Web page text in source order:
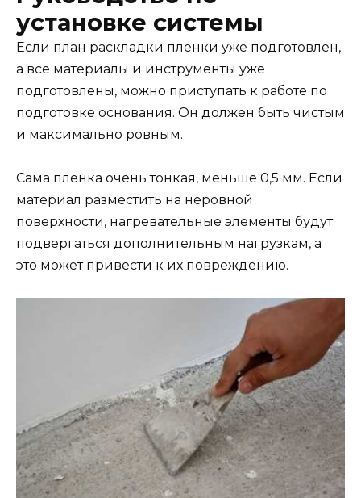
установке системы
Если план раскладки пленки уже подготовлен,
а все материалы и инструменты уже
подготовлены, можно приступать к работе по
подготовке основания. Он должен быть чистым
и максимально ровным.
Сама пленка очень тонкая, меньше 0,5 мм. Если
материал разместить на неровной
поверхности, нагревательные элементы будут
подвергаться дополнительным нагрузкам, а
это может привести к их повреждению.